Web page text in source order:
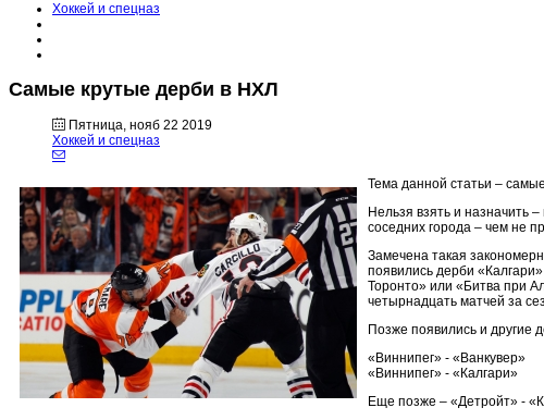
Хоккей и спецназ
Самые крутые дерби в НХЛ
Пятница, нояб 22 2019
Хоккей и спецназ
Тема данной статьи –
Нельзя взять и назначить
соседних города – чем не
Замечена такая
появились дерби
Торонто» или «Битва при
четырнадцать матчей за
Позже появились и другие
«Виннипег» - «Ванкувер»
«Виннипег» - «Калгари»
Еще позже – «Детройт» -